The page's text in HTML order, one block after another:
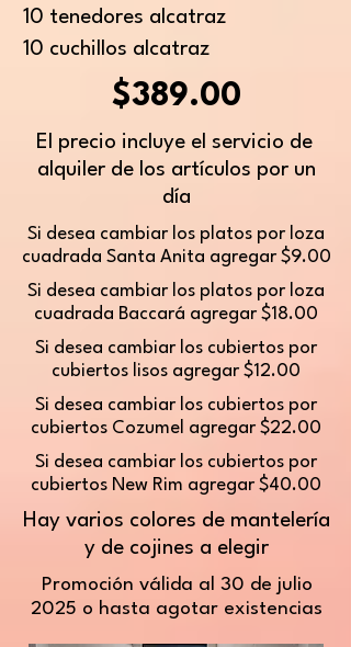
10 tenedores alcatraz
10 cuchillos alcatraz
$389.00
El precio incluye el servicio de
alquiler de los artículos por un
día
Si desea cambiar los platos por loza
cuadrada Santa Anita agregar $9.00
Si desea cambiar los platos por loza
cuadrada Baccará agregar $18.00
Si desea cambiar los cubiertos por
cubiertos lisos agregar $12.00
Si desea cambiar los cubiertos por
cubiertos Cozumel agregar $22.00
Si desea cambiar los cubiertos por
cubiertos New Rim agregar $40.00
Hay varios colores de mantelería
y de cojines a elegir
Promoción válida al 30 de julio
2025 o hasta agotar existencias